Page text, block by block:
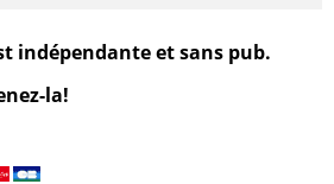
indépendante et sans pub.
la!